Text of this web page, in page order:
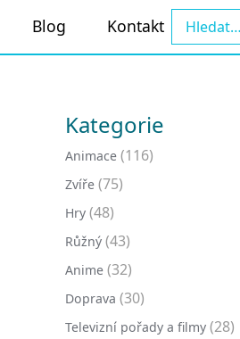
Blog Kontakt
Kategorie
Animace (116)
Zvíře (75)
Hry (48)
Růžný (43)
Anime (32)
Doprava (30)
Televizní pořady a filmy (28)